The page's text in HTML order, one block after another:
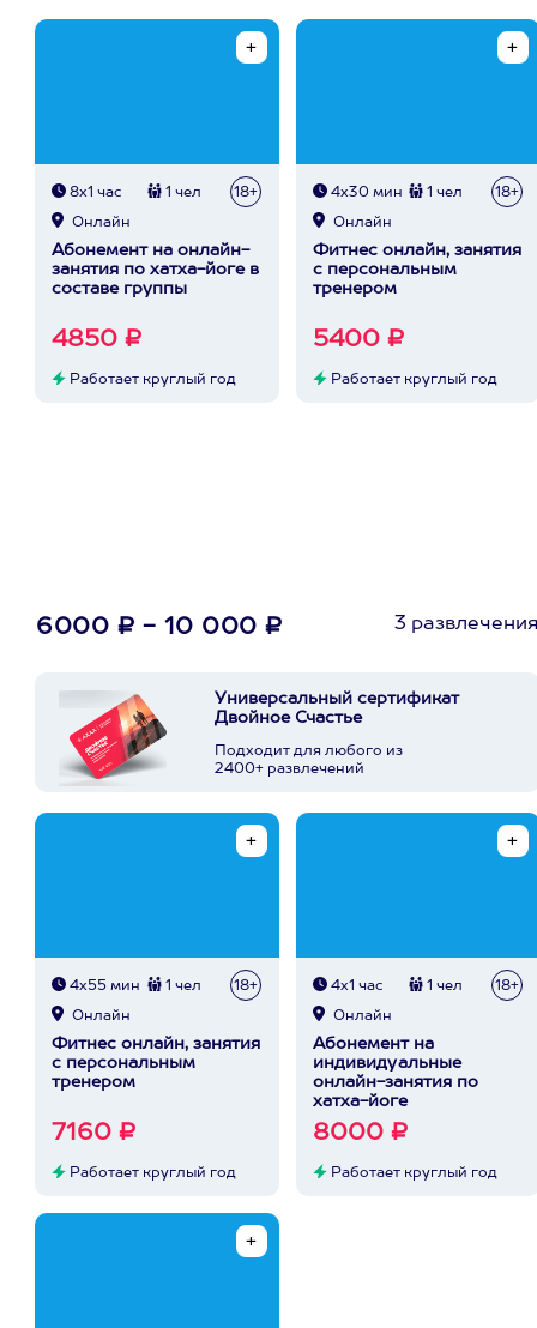
8х1 час 1 чел 18+
Онлайн
Абонемент на онлайн-
занятия по хатха-йоге в
составе группы
4850 ₽
Работает круглый год
4х30 мин 1 чел 18+
Онлайн
Фитнес онлайн, занятия
с персональным
тренером
5400 ₽
Работает круглый год
6000 ₽ - 10 000 ₽ 3
Универсальный сертификат
Двойное Счастье
Подходит для любого из
2400+ развлечений
4х55 мин 1 чел 18+
Онлайн
Фитнес онлайн, занятия
с персональным
тренером
7160 ₽
Работает круглый год
4х1 час 1 чел 18+
Онлайн
Абонемент на
индивидуальные
онлайн-занятия по
хатха-йоге
8000 ₽
Работает круглый год